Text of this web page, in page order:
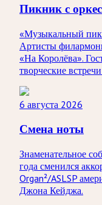
Пикник с
«Музыкальный
Артисты
«На Королёва».
творческие
6 августа 2026
Смена ноты
Знаменательное
года сменился
Organ²/ASLSP
Джона Кейджа.